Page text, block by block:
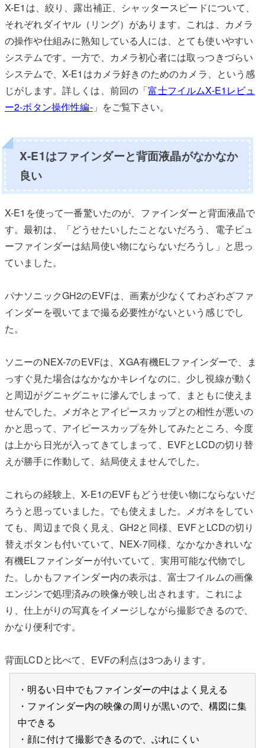
X-E1は、絞り、露出補正、シャッタースピードについて、
それぞれダイヤル（リング）があります。これは、カメラ
の操作や仕組みに熟知している人には、とても使いやすい
システムです。一方で、カメラ初心者には取っつきづらい
システムで、X-E1はカメラ好きのためのカメラ、という感
じがします。詳しくは、前回の「富士フイルムX-E1レビュ
ー2-ボタン操作性編-」をご覧下さい。
X-E1はファインダーと背面液晶がなかなか
良い
X-E1を使って一番驚いたのが、ファインダーと背面液晶で
す。最初は、「どうせたいしたことないだろう、電子ビュ
ーファインダーは結局使い物にならないだろうし」と思っ
ていました。
パナソニックGH2のEVFは、画素が少なくてわざわざファ
インダーを覗いてまで撮る必要性がないという感じでし
た。
ソニーのNEX-7のEVFは、XGA有機ELファインダーで、ま
っすぐ見た場合はなかなかキレイなのに、少し視線が動く
と周辺がグニャグニャに滲んでしまって、まともに使えま
せんでした。メガネとアイピースカップとの相性が悪いの
かと思って、アイピースカップを外してみたところ、今度
は上から日光が入ってきてしまって、EVFとLCDの切り替
えが勝手に作動して、結局使えませんでした。
これらの経験上、X-E1のEVFもどうせ使い物にならないだ
ろうと思っていました。でも使えました。メガネをしてい
ても、周辺まで良く見え、GH2と同様、EVFとLCDの切り
替えボタンも付いていて、NEX-7同様、なかなかきれいな
有機ELファインダーが付いていて、実用可能な代物でし
た。しかもファインダー内の表示は、富士フイルムの画像
エンジンで処理済みの映像が映し出されます。これによ
り、仕上がりの写真をイメージしながら撮影できるので、
かなり便利です。
背面LCDと比べて、EVFの利点は3つあります。
・明るい日中でもファインダーの中はよく見える
・ファインダー内の映像の周りが黒いので、構図に集
中できる
・顔に付けて撮影できるので、ぶれにくい